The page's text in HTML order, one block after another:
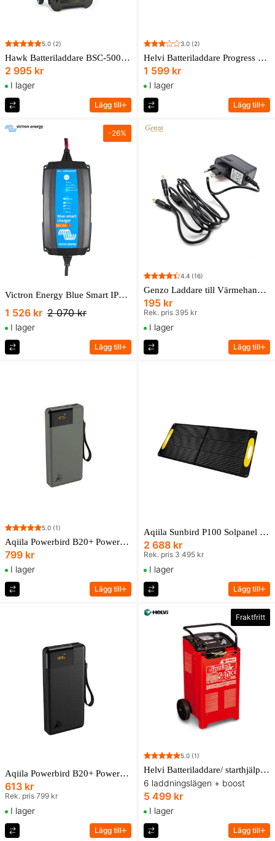
5.0 (2)
Hawk Batteriladdare BSC-500 12/24V 50A
2 995 kr
I lager
Lägg till
3.0 (2)
Helvi Batteriladdare Progress 20 12/24 V 14A
1 599 kr
I lager
Lägg till
-26%
Victron Energy Blue Smart IP65 24/8(1) 230V
1 526 kr 2 070 kr
I lager
Lägg till
4.4 (16)
Genzo Laddare till Värmehandske Arctic och Värmevante Sibiria
195 kr
Rek. pris 395 kr
I lager
Lägg till
5.0 (1)
Aqiila Powerbird B20+ Powerbank
799 kr
I lager
Lägg till
Aqiila Sunbird P100 Solpanel 100W
2 688 kr
Rek. pris 3 495 kr
I lager
Lägg till
Aqiila Powerbird B20+ Powerbank Svart
613 kr
Rek. pris 799 kr
I lager
Lägg till
Fraktfritt
5.0 (1)
Helvi Batteriladdare/ starthjälp Sprint Car 540 12/24V
6 laddningslägen + boost
5 499 kr
I lager
Lägg till